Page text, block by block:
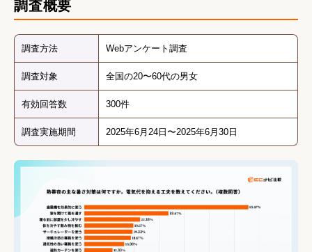
調査概要
調査方法 Webアンケート調査
調査対象 全国の20〜60代の男女
有効回答数 300件
調査実施期間 2025年6月24日〜2025年6月30日